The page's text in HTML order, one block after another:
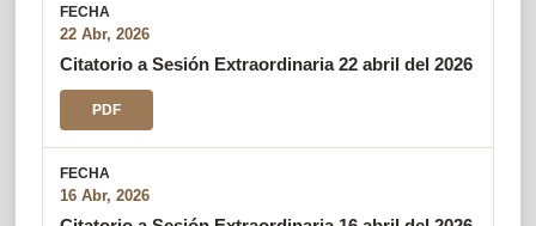
22 Abr, 2026
Citatorio a Sesión Extraordinaria 22 abril del 2026
PDF
16 Abr, 2026